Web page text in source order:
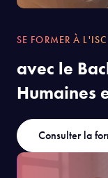
SE FORMER À
avec le
Humaines
Consulter la